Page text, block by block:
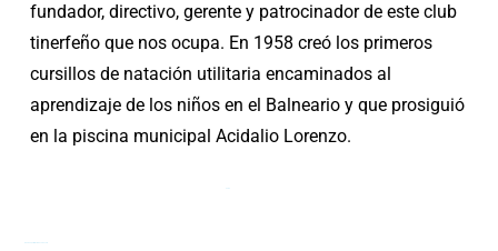
fundador, directivo, gerente y patrocinador de este club
tinerfeño que nos ocupa. En 1958 creó los primeros
cursillos de natación utilitaria encaminados al
aprendizaje de los niños en el Balneario y que prosiguió
en la piscina municipal Acidalio Lorenzo.